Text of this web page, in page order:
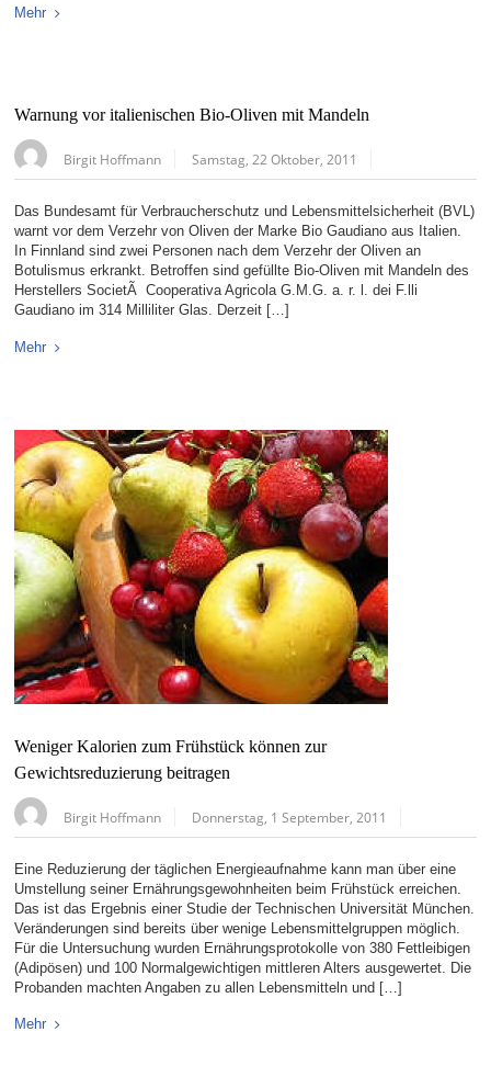
Mehr
Warnung vor italienischen Bio-Oliven mit Mandeln
Birgit Hoffmann Samstag, 22 Oktober, 2011
Das Bundesamt für Verbraucherschutz und Lebensmittelsicherheit (BVL)
warnt vor dem Verzehr von Oliven der Marke Bio Gaudiano aus Italien.
In Finnland sind zwei Personen nach dem Verzehr der Oliven an
Botulismus erkrankt. Betroffen sind gefüllte Bio-Oliven mit Mandeln des
Herstellers SocietÃ Cooperativa Agricola G.M.G. a. r. l. dei F.lli
Gaudiano im 314 Milliliter Glas. Derzeit […]
Mehr
Weniger Kalorien zum Frühstück können zur
Gewichtsreduzierung beitragen
Birgit Hoffmann Donnerstag, 1 September, 2011
Eine Reduzierung der täglichen Energieaufnahme kann man über eine
Umstellung seiner Ernährungsgewohnheiten beim Frühstück erreichen.
Das ist das Ergebnis einer Studie der Technischen Universität München.
Veränderungen sind bereits über wenige Lebensmittelgruppen möglich.
Für die Untersuchung wurden Ernährungsprotokolle von 380 Fettleibigen
(Adipösen) und 100 Normalgewichtigen mittleren Alters ausgewertet. Die
Probanden machten Angaben zu allen Lebensmitteln und […]
Mehr